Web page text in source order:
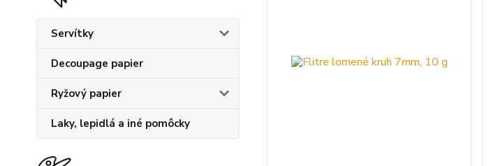
Servítky
Decoupage papier
Ryžový papier
Laky, lepidlá a iné pomôcky